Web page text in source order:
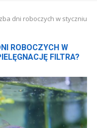
dni roboczych w styczniu
ROBOCZYCH W
FILTRA?